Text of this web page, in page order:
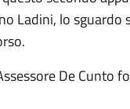
Ladini, lo
De Cunto